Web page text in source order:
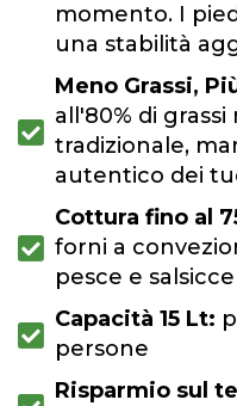
momento. I
una stabilità
Meno Grassi,
all'80% di
tradizionale,
autentico dei
Cottura fino al
forni a
pesce e
Capacità 15 Lt:
persone
Risparmio sul